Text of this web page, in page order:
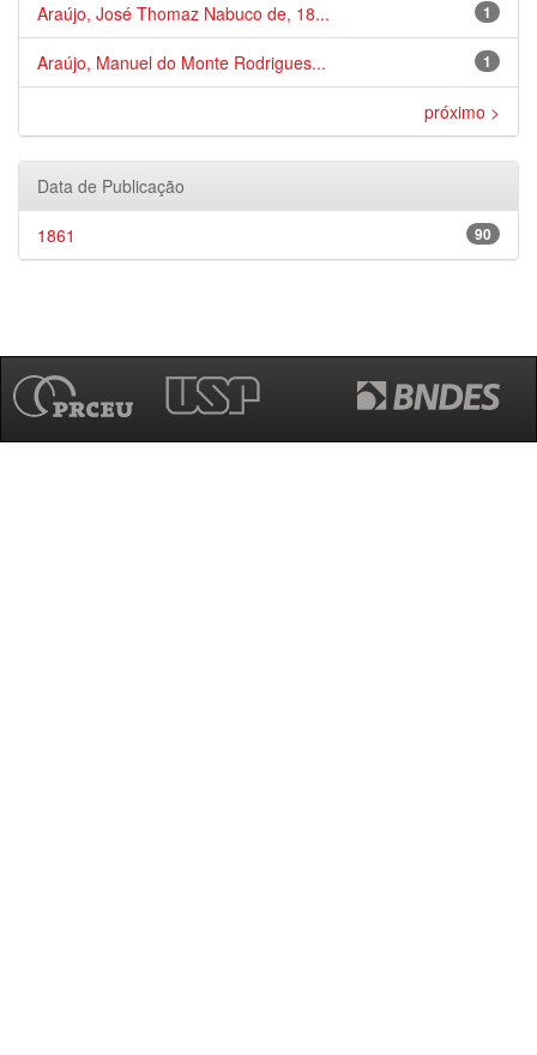
1
Araújo, José Thomaz Nabuco de, 18...
1
Araújo, Manuel do Monte Rodrigues...
próximo >
Data de Publicação
90
1861